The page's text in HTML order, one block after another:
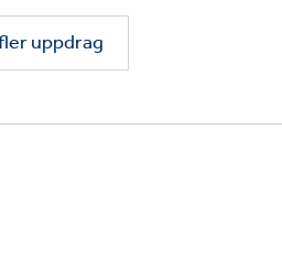
uppdrag